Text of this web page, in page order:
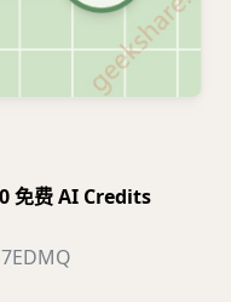
免费 AI Credits